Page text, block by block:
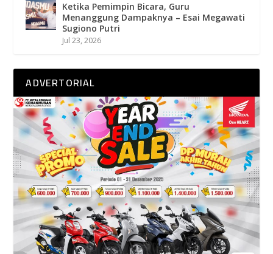
Ketika Pemimpin Bicara, Guru
Menanggung Dampaknya – Esai Megawati
Sugiono Putri
Jul 23, 2026
ADVERTORIAL